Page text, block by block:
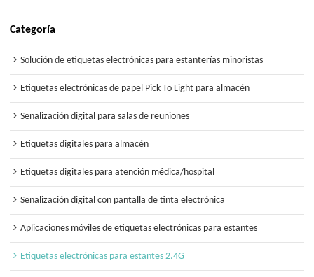
Categoría
Solución de etiquetas electrónicas para estanterías minoristas
Etiquetas electrónicas de papel Pick To Light para almacén
Señalización digital para salas de reuniones
Etiquetas digitales para almacén
Etiquetas digitales para atención médica/hospital
Señalización digital con pantalla de tinta electrónica
Aplicaciones móviles de etiquetas electrónicas para estantes
Etiquetas electrónicas para estantes 2.4G